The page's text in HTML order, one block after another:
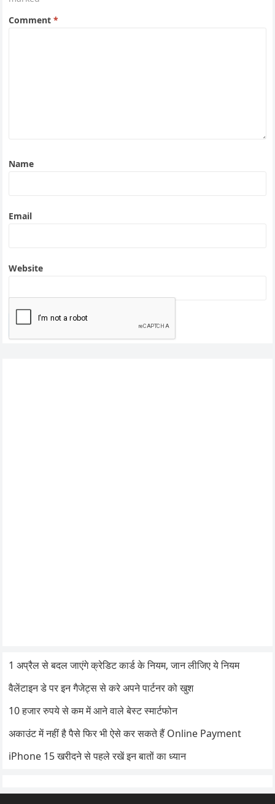
Comment*
Name
Email
Website
1 अप्रैल से बदल जाएंगे क्रेडिट कार्ड के नियम, जान लीजिए ये नियम
वैलेंटाइन डे पर इन गैजेट्स से करे अपने पार्टनर को खुश
10 हजार रुपये से कम में आने वाले बेस्ट स्मार्टफोन
अकाउंट में नहीं है पैसे फिर भी ऐसे कर सकते हैं Online Payment
iPhone 15 खरीदने से पहले रखें इन बातों का ध्यान